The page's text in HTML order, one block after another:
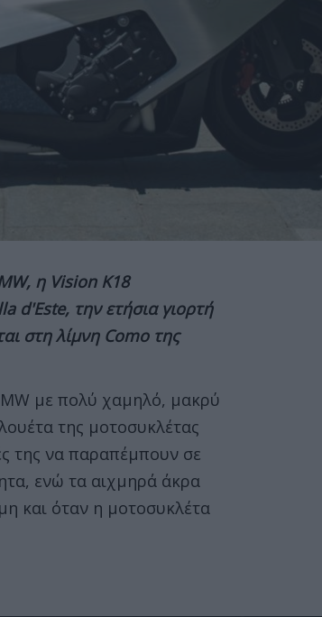
η Vision K18
d'Este, την ετήσια γιορτή
στη λίμνη Como της
με πολύ χαμηλό, μακρύ
της μοτοσυκλέτας
της να παραπέμπουν σε
ενώ τα αιχμηρά άκρα
και όταν η μοτοσυκλέτα